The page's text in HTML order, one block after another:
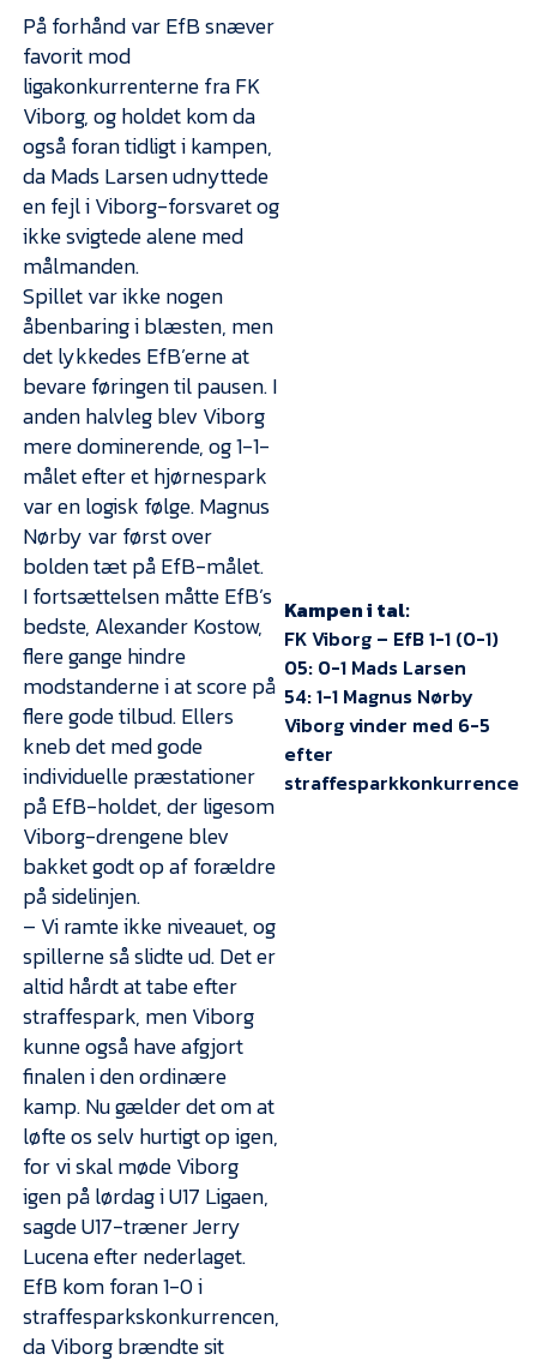
På forhånd var EfB snæver
favorit mod
ligakonkurrenterne fra FK
Viborg, og holdet kom da
også foran tidligt i kampen,
da Mads Larsen udnyttede
en fejl i Viborg-forsvaret og
ikke svigtede alene med
målmanden.
Spillet var ikke nogen
åbenbaring i blæsten, men
det lykkedes EfB’erne at
bevare føringen til pausen. I
anden halvleg blev Viborg
mere dominerende, og 1-1-
målet efter et hjørnespark
var en logisk følge. Magnus
Nørby var først over
bolden tæt på EfB-målet.
I fortsættelsen måtte EfB’s
bedste, Alexander Kostow,
flere gange hindre
modstanderne i at score på
flere gode tilbud. Ellers
kneb det med gode
individuelle præstationer
på EfB-holdet, der ligesom
Viborg-drengene blev
bakket godt op af forældre
på sidelinjen.
– Vi ramte ikke niveauet, og
spillerne så slidte ud. Det er
altid hårdt at tabe efter
straffespark, men Viborg
kunne også have afgjort
finalen i den ordinære
kamp. Nu gælder det om at
løfte os selv hurtigt op igen,
for vi skal møde Viborg
igen på lørdag i U17 Ligaen,
sagde U17-træner Jerry
Lucena efter nederlaget.
EfB kom foran 1-0 i
straffesparkskonkurrencen,
da Viborg brændte sit
Kampen i tal:
FK Viborg – EfB 1-1 (0-1)
05: 0-1 Mads Larsen
54: 1-1 Magnus Nørby
Viborg vinder med 6-5
efter
straffesparkkonkurrence